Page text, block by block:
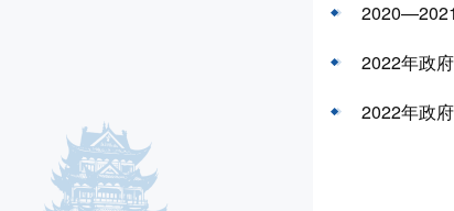
2022年政
2022年政